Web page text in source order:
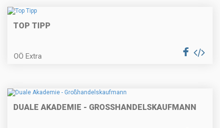
TOP TIPP
OÖ Extra
DUALE AKADEMIE - GROSSHANDELSKAUFMANN